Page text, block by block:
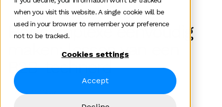
when you visit this website. A single cookie will be
used in your browser to remember your preference
not to be tracked.
Cookies settings
Accept
Het complexe eenvoudig
maken: lessen van een
B2B-technerd
Liva Emmatty